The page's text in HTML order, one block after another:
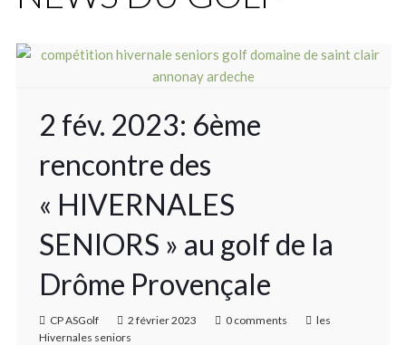
2 fév. 2023: 6ème
rencontre des
« HIVERNALES
SENIORS » au golf de la
Drôme Provençale
CP ASGolf 2 février 2023 0 comments
les
Hivernales seniors